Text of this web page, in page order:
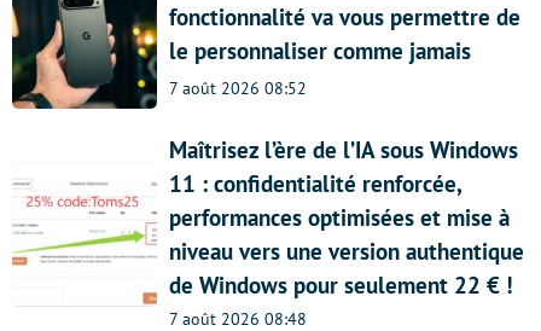
fonctionnalité va vous permettre de
le personnaliser comme jamais
7 août 2026 08:52
Maîtrisez l’ère de l’IA sous Windows
11 : confidentialité renforcée,
performances optimisées et mise à
niveau vers une version authentique
de Windows pour seulement 22 € !
7 août 2026 08:48